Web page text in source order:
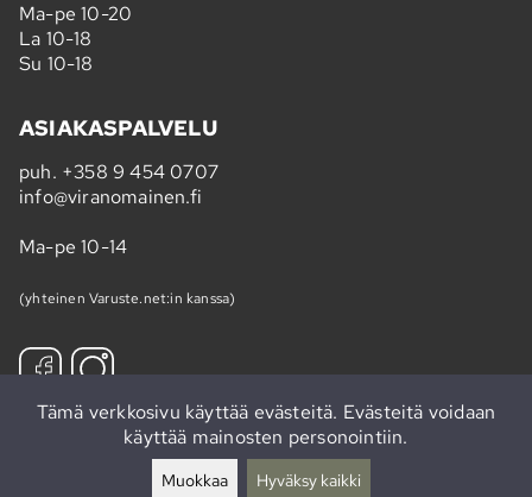
Ma-pe 10-20
La 10-18
Su 10-18
ASIAKASPALVELU
puh. +358 9 454 0707
info@viranomainen.fi
Ma-pe 10-14
(yhteinen Varuste.net:in kanssa)
Tilaa uutiskirje »
Tämä verkkosivu käyttää evästeitä. Evästeitä voidaan
käyttää mainosten personointiin.
Muokkaa Hyväksy kaikki